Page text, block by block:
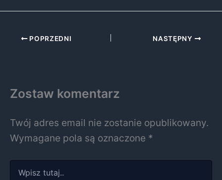
POPRZEDNI NASTĘPNY
Zostaw komentarz
Twój adres email nie zostanie opublikowany.
Wymagane pola są oznaczone *
tutaj..